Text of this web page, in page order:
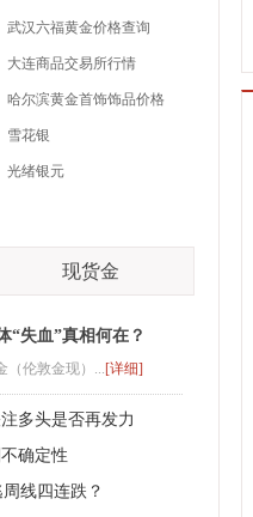
武汉六福黄金价格查询
大连商品交易所行情
哈尔滨黄金首饰饰品价格
雪花银
光绪银元
现货金
“失血”真相何在？
（伦敦金现）...[详细]
多头是否再发力
确定性
线四连跌？